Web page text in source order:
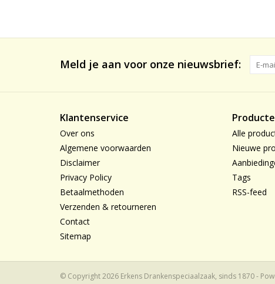
Meld je aan voor onze nieuwsbrief:
Klantenservice
Over ons
Algemene voorwaarden
Disclaimer
Privacy Policy
Betaalmethoden
Verzenden & retourneren
Contact
Sitemap
Alle
Nieuwe
Tags
RSS-feed
© Copyright 2026 Erkens Drankenspeciaalzaak, sinds 1870 -